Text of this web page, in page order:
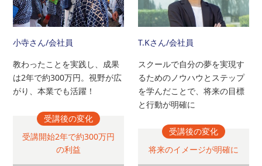
小寺さん/会社員
教わったことを実践し、成果
は2年で約300万円。視野が広
がり、本業でも活躍！
受講後の変化
受講開始2年で約300万円
の利益
T.Kさん/会社員
スクールで自分の夢を実現す
るためのノウハウとステップ
を学んだことで、将来の目標
と行動が明確に
受講後の変化
将来のイメージが明確に